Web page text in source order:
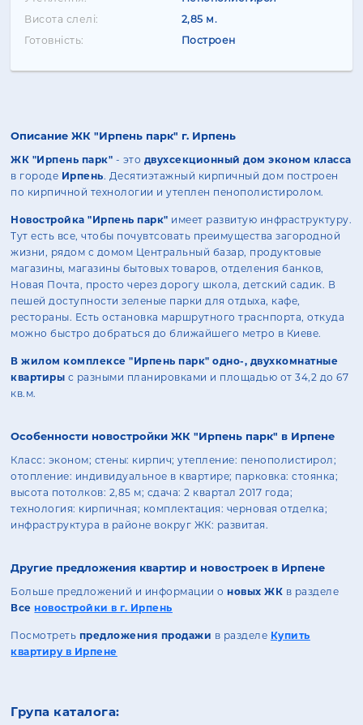
Висота слелі:
2,85 м.
Готовність:
Построен
Описание ЖК "Ирпень парк" г. Ирпень
ЖК "Ирпень парк" - это двухсекционный дом эконом класса
в городе Ирпень. Десятиэтажный кирпичный дом построен
по кирпичной технологии и утеплен пенополистиролом.
Новостройка "Ирпень парк" имеет развитую инфраструктуру.
Тут есть все, чтобы почувтсовать преимущества загородной
жизни, рядом с домом Центральный базар, продуктовые
магазины, магазины бытовых товаров, отделения банков,
Новая Почта, просто через дорогу школа, детский садик. В
пешей доступности зеленые парки для отдыха, кафе,
рестораны. Есть остановка маршрутного траснпорта, откуда
можно быстро добраться до ближайшего метро в Киеве.
В жилом комплексе "Ирпень парк" одно-, двухкомнатные
квартиры с разными планировками и площадью от 34,2 до 67
кв.м.
Особенности новостройки ЖК "Ирпень парк" в Ирпене
Класс: эконом; стены: кирпич; утепление: пенополистирол;
отопление: индивидуальное в квартире; парковка: стоянка;
высота потолков: 2,85 м; сдача: 2 квартал 2017 года;
технология: кирпичная; комплектация: черновая отделка;
инфраструктура в районе вокруг ЖК: развитая.
Другие предложения квартир и новостроек в Ирпене
Больше предложений и информации оновых ЖК в разделе
Всеновостройки в г. Ирпень
Посмотреть предложения продажи в разделе Купить
квартиру в Ирпене
Група каталога: